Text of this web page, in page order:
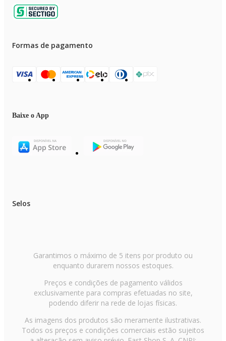
Formas de pagamento
Baixe o App
Selos
Garantimos o máximo de 5 itens por produto ou
enquanto durarem nossos estoques.
Preços e condições de pagamento válidos
exclusivamente para compras efetuadas no site,
podendo diferir na rede de lojas físicas.
As imagens dos produtos são meramente ilustrativas.
Todos os preços e condições comerciais estão sujeitos